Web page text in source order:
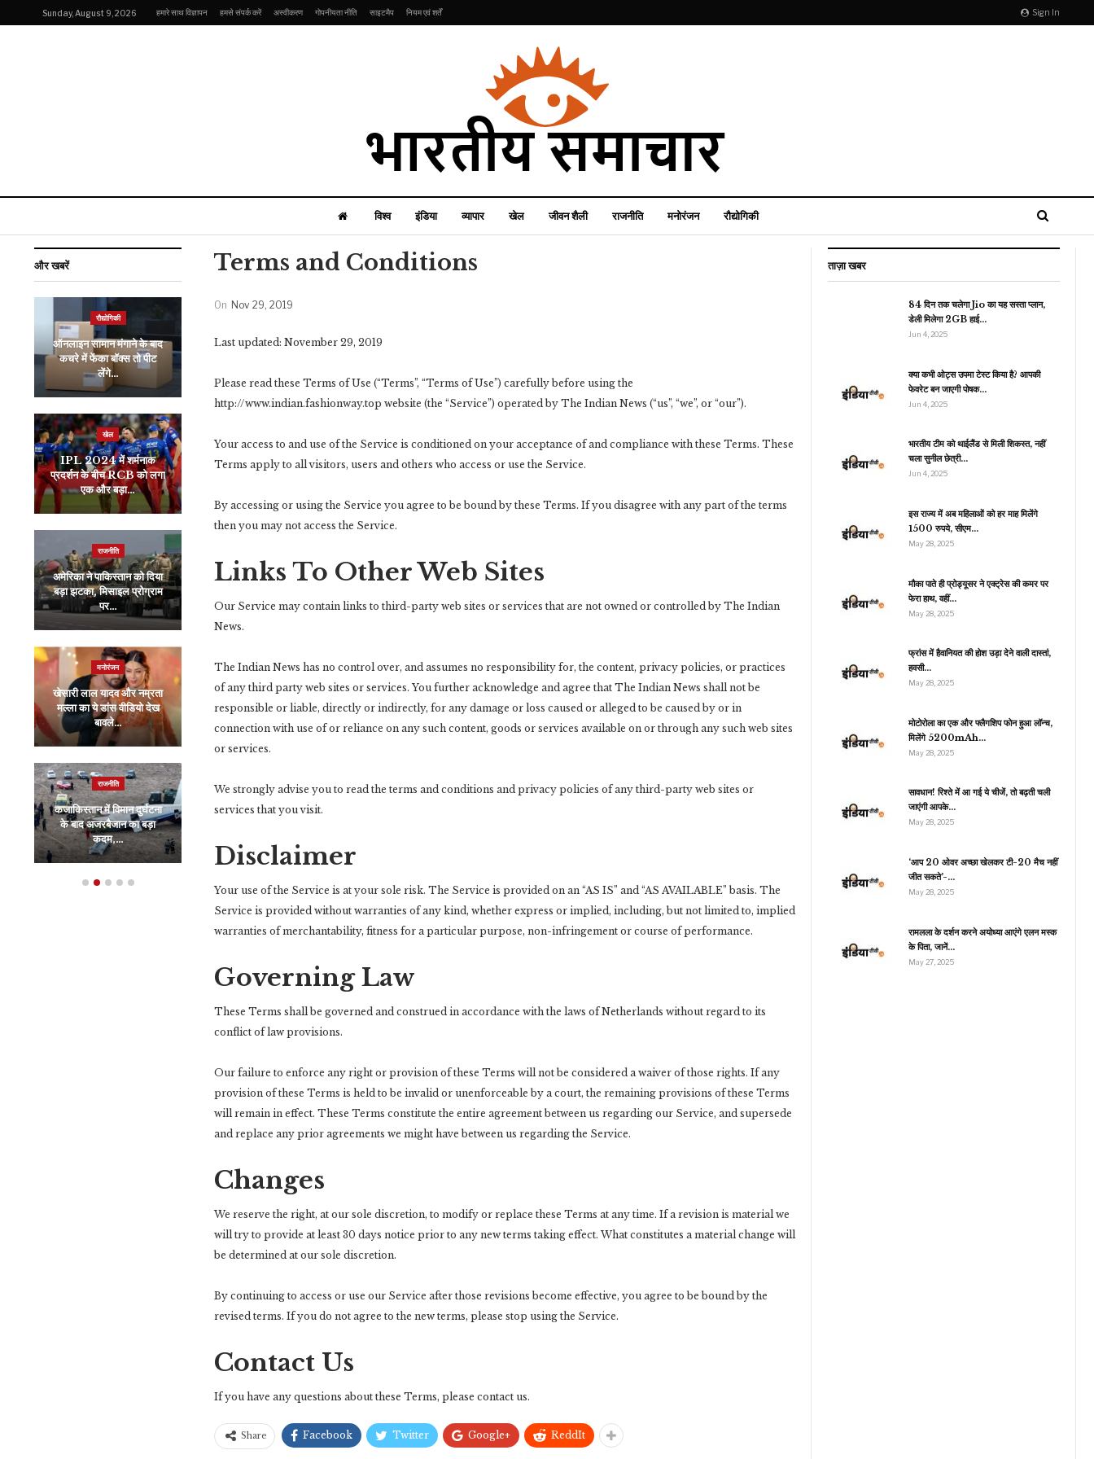
Sign In
Sunday, August 9, 2026 हमारे साथ विज्ञापन हमसे संपर्क करें अस्वीकरण गोपनीयता नीति साइटमैप नियम एवं शर्तें
विश्व इंडिया व्यापार खेल जीवन शैली राजनीति मनोरंजन रौद्योगिकी
Terms and Conditions
On Nov 29, 2019
Last updated: November 29, 2019
Please read these Terms of Use (“Terms”, “Terms of Use”) carefully before using the
http://www.indian.fashionway.top website (the “Service”) operated by The Indian News (“us”, “we”, or “our”).
Your access to and use of the Service is conditioned on your acceptance of and compliance with these Terms. These
Terms apply to all visitors, users and others who access or use the Service.
By accessing or using the Service you agree to be bound by these Terms. If you disagree with any part of the terms
then you may not access the Service.
Links To Other Web Sites
Our Service may contain links to third-party web sites or services that are not owned or controlled by The Indian
News.
The Indian News has no control over, and assumes no responsibility for, the content, privacy policies, or practices
of any third party web sites or services. You further acknowledge and agree that The Indian News shall not be
responsible or liable, directly or indirectly, for any damage or loss caused or alleged to be caused by or in
connection with use of or reliance on any such content, goods or services available on or through any such web sites
or services.
We strongly advise you to read the terms and conditions and privacy policies of any third-party web sites or
services that you visit.
Disclaimer
Your use of the Service is at your sole risk. The Service is provided on an “AS IS” and “AS AVAILABLE” basis. The
Service is provided without warranties of any kind, whether express or implied, including, but not limited to, implied
warranties of merchantability, fitness for a particular purpose, non-infringement or course of performance.
Governing Law
These Terms shall be governed and construed in accordance with the laws of Netherlands without regard to its
conflict of law provisions.
Our failure to enforce any right or provision of these Terms will not be considered a waiver of those rights. If any
provision of these Terms is held to be invalid or unenforceable by a court, the remaining provisions of these Terms
will remain in effect. These Terms constitute the entire agreement between us regarding our Service, and supersede
and replace any prior agreements we might have between us regarding the Service.
Changes
We reserve the right, at our sole discretion, to modify or replace these Terms at any time. If a revision is material we
will try to provide at least 30 days notice prior to any new terms taking effect. What constitutes a material change will
be determined at our sole discretion.
By continuing to access or use our Service after those revisions become effective, you agree to be bound by the
revised terms. If you do not agree to the new terms, please stop using the Service.
Contact Us
If you have any questions about these Terms, please contact us.
Share Facebook Twitter Google+ ReddIt
ताज़ा खबर
84 दिन तक चलेगा Jio का यह सस्ता प्लान,
डेली मिलेगा 2GB हाई…
Jun 4, 2025
क्या कभी ओट्स उपमा टेस्ट किया है? आपकी
फेवरेट बन जाएगी पोषक…
Jun 4, 2025
भारतीय टीम को थाईलैंड से मिली शिकस्त, नहीं
चला सुनील छेत्री…
Jun 4, 2025
इस राज्य में अब महिलाओं को हर माह मिलेंगे
1500 रुपये, सीएम…
May 28, 2025
मौका पाते ही प्रोड्यूसर ने एक्ट्रेस की कमर पर
फेरा हाथ, वहीं…
May 28, 2025
फ्रांस में हैवानियत की होश उड़ा देने वाली दास्तां,
हवसी…
May 28, 2025
मोटोरोला का एक और फ्लैगशिप फोन हुआ लॉन्च,
मिलेंगे 5200mAh…
May 28, 2025
सावधान! रिश्ते में आ गई ये चीजें, तो बढ़ती चली
जाएंगी आपके…
May 28, 2025
‘आप 20 ओवर अच्छा खेलकर टी-20 मैच नहीं
जीत सकते’-…
May 28, 2025
रामलला के दर्शन करने अयोध्या आएंगे एलन मस्क
के पिता, जानें…
May 27, 2025
और खबरें
रौद्योगिकी
ऑनलाइन सामान मंगाने के बाद
कचरे में फेंका बॉक्स तो पीट
लेंगे…
खेल
IPL 2024 में शर्मनाक
प्रदर्शन के बीच RCB को लगा
एक और बड़ा…
राजनीति
अमेरिका ने पाकिस्तान को दिया
बड़ा झटका, मिसाइल प्रोग्राम
पर…
मनोरंजन
खेसारी लाल यादव और नम्रता
मल्ला का ये डांस वीडियो देख
बावले…
राजनीति
कजाकिस्तान में विमान दुर्घटना
के बाद अजरबैजान का बड़ा
कदम,…
T20 इंटरनेशनल में इस
Lohri 2024 Wishes
In Hindi: भांगड़ा गिद्दा की
जीवन शैली
है अनानास की चटनी, स्वाद…
इंडिया
जज संजीव खन्ना ने CJI के
तौर पर पहले दिन कितने
मुकदमों की…
1 हजार करोड़ से 16,000
Realme ने भारत में लॉन्च
विमान हाईजैक होने का ATC
हड़कंप, फिर…
राजनीति
Gaza Ceasefire: 2
हफ्ते पहले ही इजरायल और
हमास ने कर ली…
मनोरंजन
सकता…
खेल
आयरलैंड का सपना हुआ सच,
क्रिकेट के इतिहास में पहली
बार…
जीवन शैली
इंडिया
प्रोफेसर मैक्गोनागल, 89…
राजनीति
हिजबुल्ला ने इजरायल पर कर दी
रॉकेटों की बौछार, हमास के
इस…